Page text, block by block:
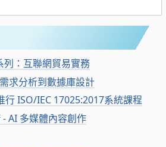
：互聯網貿易實務
求分析到數據庫設計
行 ISO/IEC 17025:2017系統課程
AI 多媒體內容創作